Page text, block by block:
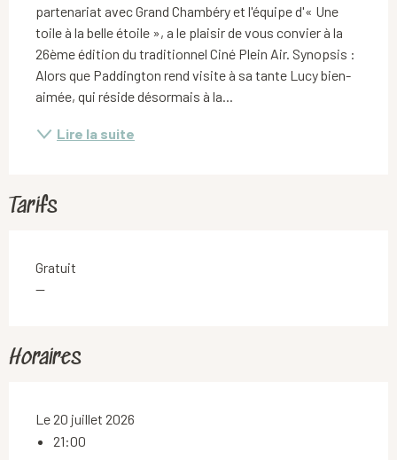
partenariat avec Grand Chambéry et l'équipe d'« Une
toile à la belle étoile », a le plaisir de vous convier à la
26ème édition du traditionnel Ciné Plein Air. Synopsis :
Alors que Paddington rend visite à sa tante Lucy bien-
aimée, qui réside désormais à la...
Lire la suite
Tarifs
Gratuit
—
Horaires
Le 20 juillet 2026
21:00